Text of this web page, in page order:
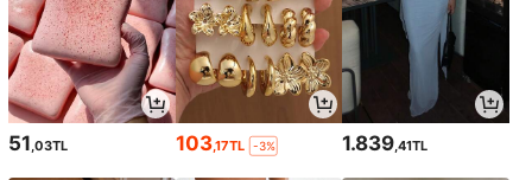
51 ,03TL 103,17TL -3% 1.839 ,41TL